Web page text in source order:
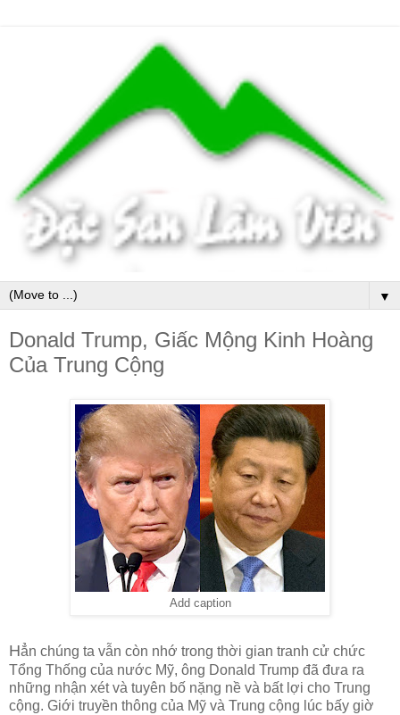
▼
Donald Trump, Giấc Mộng Kinh Hoàng
Của Trung Cộng
Add caption
Hẳn chúng ta vẫn còn nhớ trong thời gian tranh cử chức
Tổng Thống của nước Mỹ, ông Donald Trump đã đưa ra
những nhận xét và tuyên bố nặng nề và bất lợi cho Trung
cộng. Giới truyền thông của Mỹ và Trung cộng lúc bấy giờ